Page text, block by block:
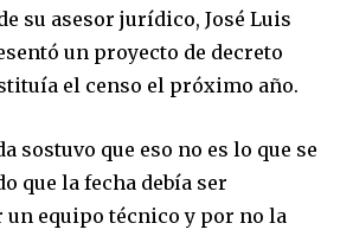
su asesor jurídico, José Luis
un proyecto de decreto
el censo el próximo año.
sostuvo que eso no es lo que se
que la fecha debía ser
un equipo técnico y por no la